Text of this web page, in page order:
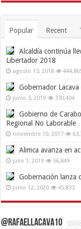
Popular Recent
Alcaldía continúa
Libertador 2018
agosto 13, 2018
Gobernador
junio 3, 2019 330,404
Gobierno de
Regional No Laborable
noviembre 10, 2017
Alimca avanza en
julio 1, 2019 56,849
Gobernación lanza
junio 12, 2020 45,833
@RafaelLacava10